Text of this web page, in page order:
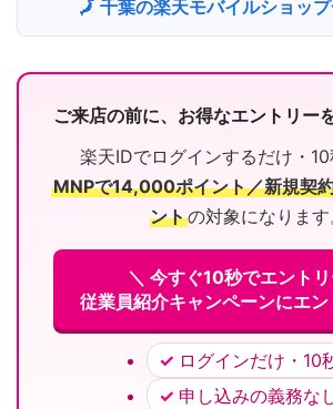
🗾 千葉の楽天モバイルショッ
ご来店の前に、お得なエントリー
楽天IDでログインするだけ・10
MNPで14,000ポイント／新規契
ントの対象になります
＼ 今すぐ10秒でエント
従業員紹介キャンペーンにエ
ログインだけ・10
申し込みの義務な